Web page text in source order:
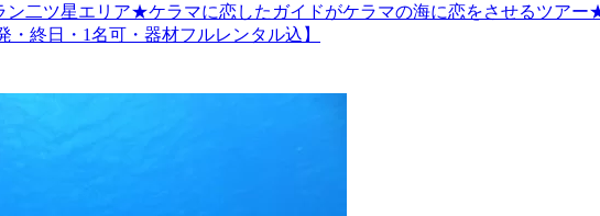
ン二ツ星エリア★ケラマに恋したガイドがケラマの海に恋をさせるツア
終日・1名可・器材フルレンタル込】